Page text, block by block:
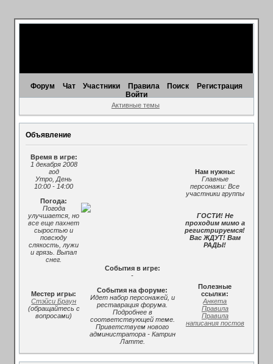
Форум Чат Участники Правила Поиск
Регистрация
Войти
Активные темы
Объявление
Время в игре:
1 декабря 2008
год
Утро, День
10:00 - 14:00
Погода:
Погода
улучшается, но
все еще пахнет
сыростью и
повсюду
слякость, лужи
и грязь. Выпал
снег.
Нам нужны:
Главные
персонажи: Все
участники группы
ГОСТИ! Не
проходим мимо а
регистрируемся!
Вас ЖДУТ! Вам
РАДЫ!
Местер игры:
Стэйси Браун
(обращайтесь с
вопросами)
События в игре:
-
События на форуме:
Идет набор персонажей, и
реставрация форума.
Подробнее в
соответствующей теме.
Приветствуем нового
администратора - Катрин
Латте.
Полезные
ссылки:
Анкета
Правила
Правила
написания постов